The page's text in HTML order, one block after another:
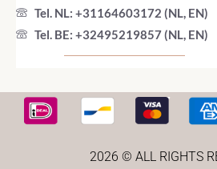
Tel. NL: +31164603172 (NL, EN)
Tel. BE: +32495219857 (NL, EN)
2026 © ALL RIGHTS